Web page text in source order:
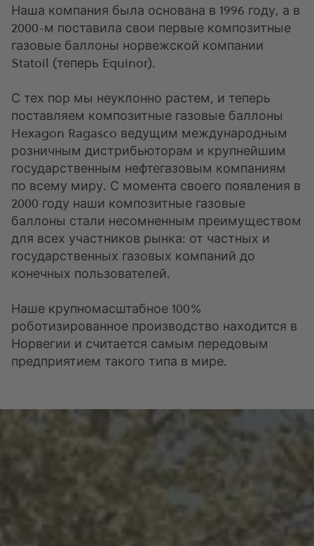
Наша компания была основана в 1996 году, а в
2000-м поставила свои первые композитные
газовые баллоны норвежской компании
Statoil (теперь Equinor).
С тех пор мы неуклонно растем, и теперь
поставляем композитные газовые баллоны
Hexagon Ragasco ведущим международным
розничным дистрибьюторам и крупнейшим
государственным нефтегазовым компаниям
по всему миру. С момента своего появления в
2000 году наши композитные газовые
баллоны стали несомненным преимуществом
для всех участников рынка: от частных и
государственных газовых компаний до
конечных пользователей.
Наше крупномасштабное 100%
роботизированное производство находится в
Норвегии и считается самым передовым
предприятием такого типа в мире.